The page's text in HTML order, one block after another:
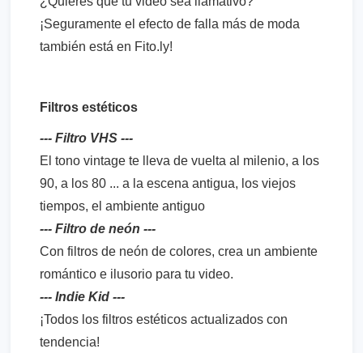
¡Seguramente el efecto de falla más de moda
también está en Fito.ly!
Filtros estéticos
--- Filtro VHS ---
El tono vintage te lleva de vuelta al milenio, a los
90, a los 80 ... a la escena antigua, los viejos
tiempos, el ambiente antiguo
--- Filtro de neón ---
Con filtros de neón de colores, crea un ambiente
romántico e ilusorio para tu video.
--- Indie Kid ---
¡Todos los filtros estéticos actualizados con
tendencia!